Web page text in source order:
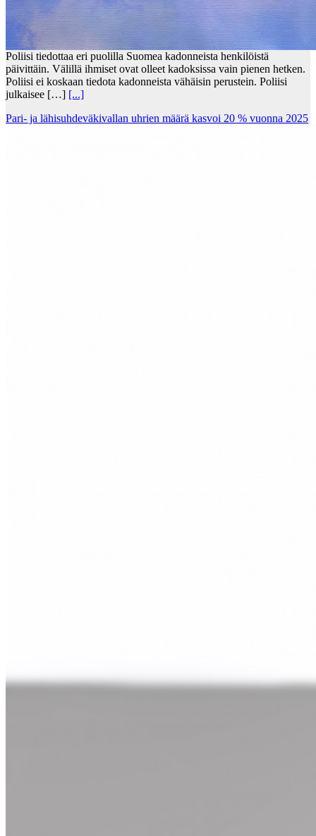
Poliisi tiedottaa eri puolilla Suomea kadonneista henkilöistä
päivittäin. Välillä ihmiset ovat olleet kadoksissa vain pienen hetken.
Poliisi ei koskaan tiedota kadonneista vähäisin perustein. Poliisi
julkaisee […] [...]
Pari- ja lähisuhdeväkivallan uhrien määrä kasvoi 20 % vuonna 2025